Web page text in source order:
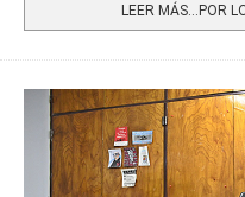
LEER MÁS…POR